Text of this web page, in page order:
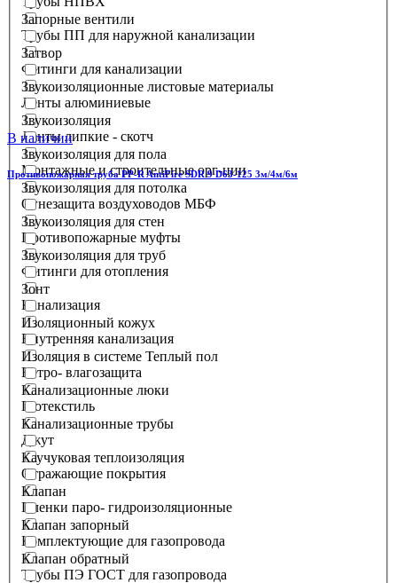
Трубы ПП для наружной канализации
Фитинги для канализации
Ленты алюминиевые
Ленты липкие - скотч
Монтажные и строительные орг-ции
Огнезащита воздуховодов МБФ
Противопожарные муфты
Фитинги для отопления
Канализация
Внутренняя канализация
Ветро- влагозащита
Геотекстиль
Джут
Отражающие покрытия
Пленки паро- гидроизоляционные
Комплектующие для газопровода
Трубы ПЭ ГОСТ для газопровода
Запорные вентили
Затвор
Звукоизоляционные листовые материалы
Звукоизоляция
Звукоизоляция для пола
Звукоизоляция для потолка
Звукоизоляция для стен
Звукоизоляция для труб
Зонт
Изоляционный кожух
Изоляция в системе Теплый пол
Канализационные люки
Канализационные трубы
Каучуковая теплоизоляция
Клапан
Клапан запорный
Клапан обратный
В наличии
Противопожарная труба PP-R AntiFire SDR 9 D63-125 3м/4м/6м